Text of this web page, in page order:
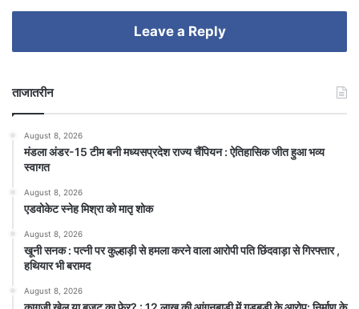
Leave a Reply
ताजातरीन
August 8, 2026
मंडला अंडर-15 टीम बनी मध्यसप्रदेश राज्य चैंपियन : ऐतिहासिक जीत हुआ भव्य
स्वागत
August 8, 2026
एडवोकेट स्नेह मिश्रा को मातृ शोक
August 8, 2026
खूनी सनक : पत्नी पर कुल्हाड़ी से हमला करने वाला आरोपी पति छिंदवाड़ा से गिरफ्तार ,
हथियार भी बरामद
August 8, 2026